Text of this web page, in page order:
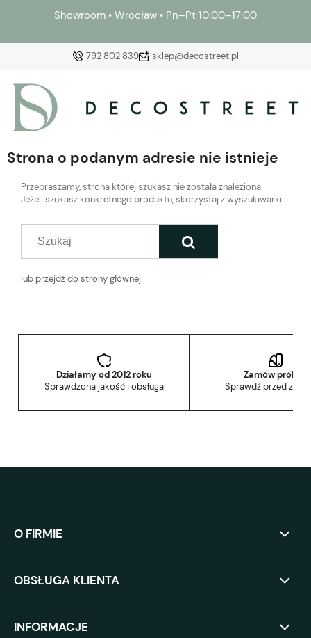
Showroom • Wrocław • Pn–Pt 10:00–17:00
792 802 839 sklep@decostreet.pl
Załóż konto
Wybierz coś dla siebie z naszej aktualnej oferty lub
zaloguj się, aby przywrócić dodane produkty do listy
Strona o podanym adresie nie istnieje
Przepraszamy, strona której szukasz nie została znaleziona.
Jeżeli szukasz konkretnego produktu, skorzystaj z wyszukiwarki.
lub przejdź do strony głównej
Działamy od 2012 roku
Sprawdzona jakość i obsługa
Zamów próbkę
Sprawdź przed
O FIRMIE
OBSŁUGA KLIENTA
INFORMACJE